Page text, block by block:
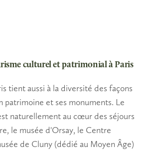
culturel et patrimonial à Paris
tient aussi à la diversité des façons
patrimoine et ses monuments. Le
naturellement au cœur des séjours
le musée d'Orsay, le Centre
de Cluny (dédié au Moyen Âge)